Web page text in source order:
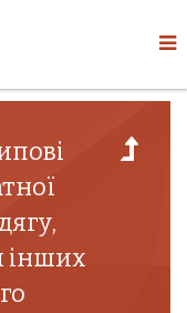
інших